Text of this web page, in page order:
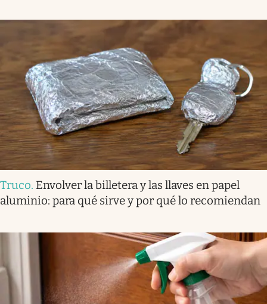
Truco. Envolver la billetera y las llaves en papel
aluminio: para qué sirve y por qué lo recomiendan